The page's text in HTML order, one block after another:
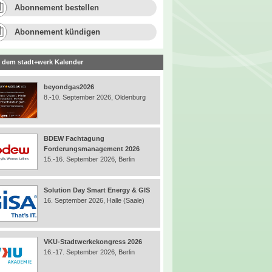
Abonnement bestellen
Abonnement kündigen
dem stadt+werk Kalender
beyondgas2026
8.-10. September 2026, Oldenburg
BDEW Fachtagung
Forderungsmanagement 2026
15.-16. September 2026, Berlin
Solution Day Smart Energy & GIS
16. September 2026, Halle (Saale)
VKU-Stadtwerkekongress 2026
16.-17. September 2026, Berlin